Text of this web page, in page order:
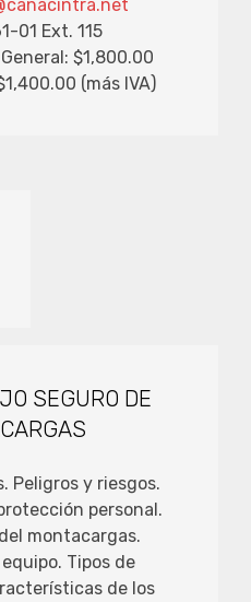
01 Ext. 115
$1,800.00
(más IVA)
SEGURO DE
Peligros y riesgos.
personal.
montacargas.
Tipos de
de los